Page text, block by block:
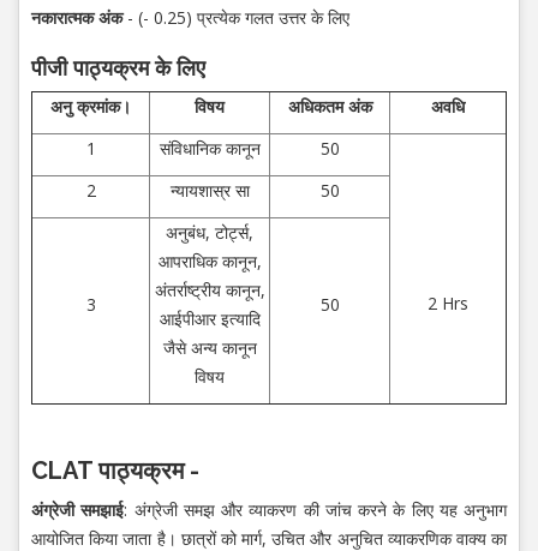
नकारात्मक अंक- (- 0.25) प्रत्येक गलत उत्तर के लिए
पीजी पाठ्यक्रम के लिए
अनु क्रमांक। विषय अधिकतम अंक
अवधि
1
संविधानिक कानून 50
2 Hrs
2 न्यायशास्र सा 50
3
अनुबंध, टोर्ट्स,
आपराधिक कानून,
अंतर्राष्ट्रीय कानून,
आईपीआर इत्यादि
जैसे अन्य कानून
विषय
50
CLAT पाठ्यक्रम -
अंग्रेजी समझाई: अंग्रेजी समझ और व्याकरण की जांच करने के लिए यह अनुभाग
आयोजित किया जाता है। छात्रों को मार्ग, उचित और अनुचित व्याकरणिक वाक्य का